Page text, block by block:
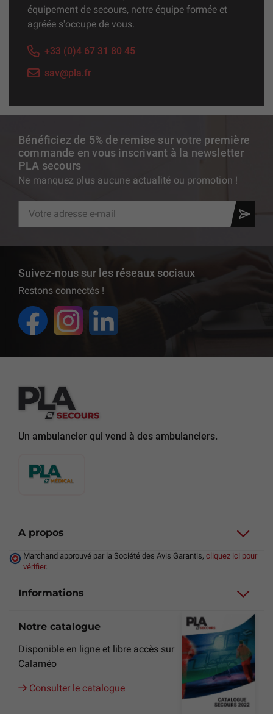
Bénéficiez de 5% de remise sur votre première
commande en vous inscrivant à la newsletter
PLA secours
Ne manquez plus aucune actualité ou promotion !
Suivez-nous sur les réseaux sociaux
Restons connectés !
équipement de secours, notre équipe formée et
agréée s'occupe de vous.
+33 (0)4 67 31 80 45
sav@pla.fr
Un ambulancier qui vend à des ambulanciers.
A propos
Marchand approuvé par la Société des Avis Garantis, cliquez ici pour
vérifier.
Informations
Notre catalogue
Disponible en ligne et libre accès sur
Calaméo
Consulter le catalogue